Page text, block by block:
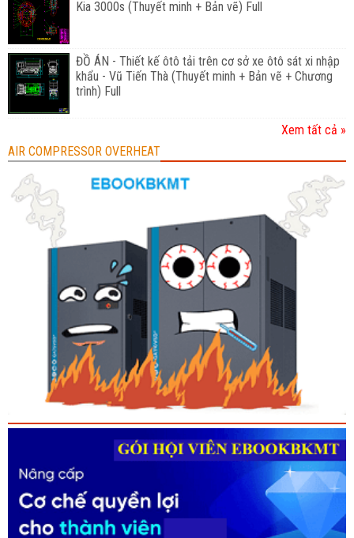
Kia 3000s (Thuyết minh + Bản vẽ) Full
ĐỒ ÁN - Thiết kế ôtô tải trên cơ sở xe ôtô sát xi nhập
khẩu - Vũ Tiến Thà (Thuyết minh + Bản vẽ + Chương
trình) Full
Xem tất cả »
AIR COMPRESSOR OVERHEAT